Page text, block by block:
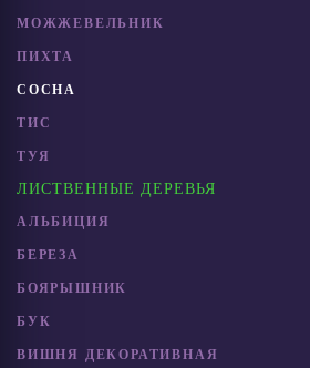
МОЖЖЕВЕЛЬНИК
ПИХТА
СОСНА
ТИС
ТУЯ
ЛИСТВЕННЫЕ ДЕРЕВЬЯ
АЛЬБИЦИЯ
БЕРЕЗА
БОЯРЫШНИК
БУК
ВИШНЯ ДЕКОРАТИВНАЯ